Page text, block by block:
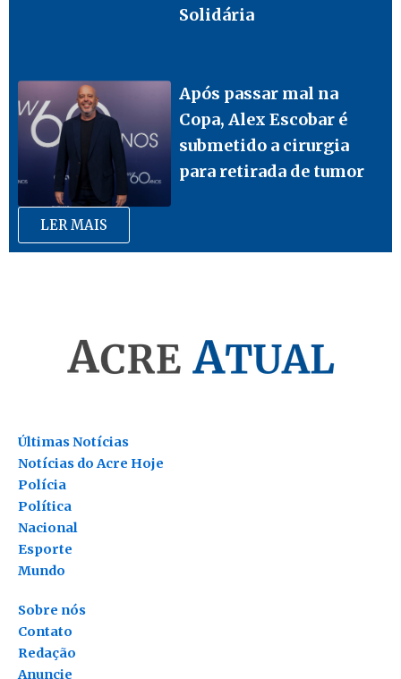
Solidária
Após passar mal na
Copa, Alex Escobar é
submetido a cirurgia
para retirada de tumor
LER MAIS
Últimas Notícias
Notícias do Acre Hoje
Polícia
Política
Nacional
Esporte
Mundo
Contato
Redação
Anuncie
Sobre nós